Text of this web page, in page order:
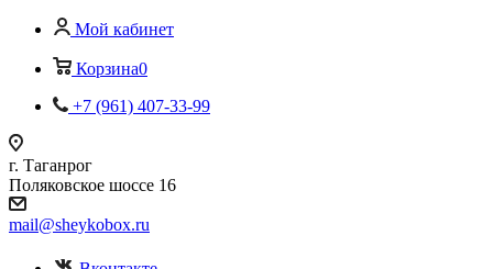
Мой кабинет
Корзина0
+7 (961) 407-33-99
г. Таганрог
Поляковское шоссе 16
mail@sheykobox.ru